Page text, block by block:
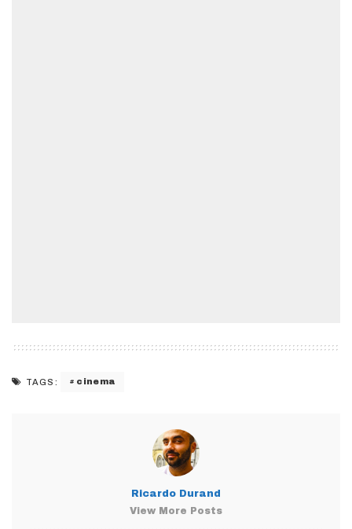
TAGS: cinema
Ricardo Durand
View More Posts